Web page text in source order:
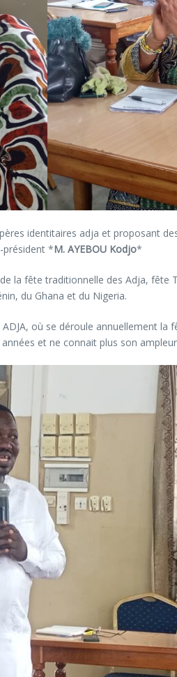
identitaires adja et proposant
président *M. AYEBOU Kodjo*
la fête traditionnelle des Adja,
du Ghana et du Nigeria.
où se déroule annuellement la
et ne connait plus son ampleur